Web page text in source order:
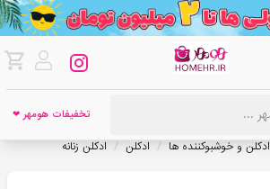
تخفیفات هومهر ❤
ادکلن و خوشبوکننده ها / ادکلن / ادکلن زنانه